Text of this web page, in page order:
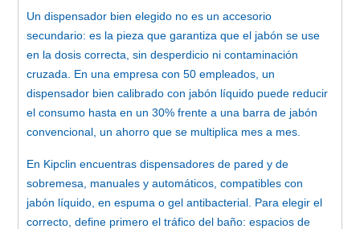
Un dispensador bien elegido no es un accesorio
secundario: es la pieza que garantiza que el jabón se use
en la dosis correcta, sin desperdicio ni contaminación
cruzada. En una empresa con 50 empleados, un
dispensador bien calibrado con jabón líquido puede reducir
el consumo hasta en un 30% frente a una barra de jabón
convencional, un ahorro que se multiplica mes a mes.
En Kipclin encuentras dispensadores de pared y de
sobremesa, manuales y automáticos, compatibles con
jabón líquido, en espuma o gel antibacterial. Para elegir el
correcto, define primero el tráfico del baño: espacios de